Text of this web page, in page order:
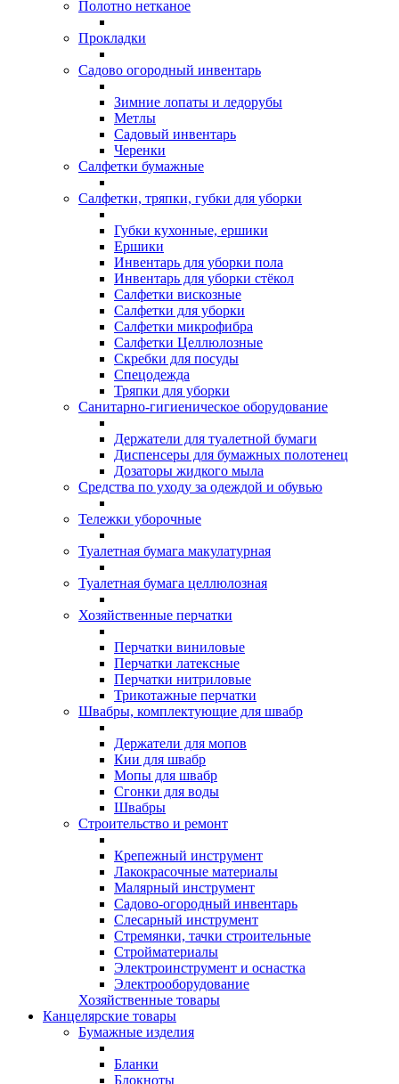
Полотно нетканое
Прокладки
Садово огородный инвентарь
Зимние лопаты и ледорубы
Метлы
Садовый инвентарь
Черенки
Салфетки бумажные
Салфетки, тряпки, губки для уборки
Губки кухонные, ершики
Ершики
Инвентарь для уборки пола
Инвентарь для уборки стёкол
Салфетки вискозные
Салфетки для уборки
Салфетки микрофибра
Салфетки Целлюлозные
Скребки для посуды
Спецодежда
Тряпки для уборки
Санитарно-гигиеническое оборудование
Держатели для туалетной бумаги
Диспенсеры для бумажных полотенец
Дозаторы жидкого мыла
Средства по уходу за одеждой и обувью
Тележки уборочные
Туалетная бумага макулатурная
Туалетная бумага целлюлозная
Хозяйственные перчатки
Перчатки виниловые
Перчатки латексные
Перчатки нитриловые
Трикотажные перчатки
Швабры, комплектующие для швабр
Держатели для мопов
Кии для швабр
Мопы для швабр
Сгонки для воды
Швабры
Строительство и ремонт
Крепежный инструмент
Лакокрасочные материалы
Малярный инструмент
Садово-огородный инвентарь
Слесарный инструмент
Стремянки, тачки строительные
Стройматериалы
Электроинструмент и оснастка
Электрооборудование
Хозяйственные товары
Канцелярские товары
Бумажные изделия
Бланки
Блокноты